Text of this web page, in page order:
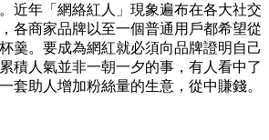
近年「網絡紅人」現象遍布在各大社交
各商家品牌以至一個普通用戶都希望從
羹。要成為網紅就必須向品牌證明自己
積人氣並非一朝一夕的事，有人看中了
套助人增加粉絲量的生意，從中賺錢。